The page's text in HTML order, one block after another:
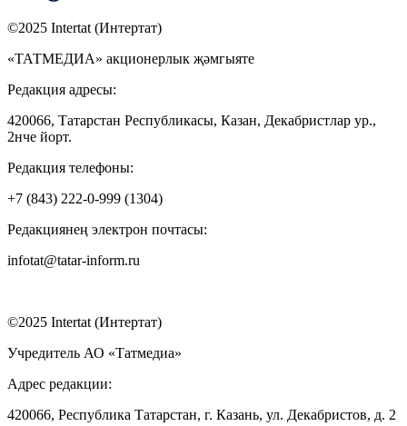
©2025 Intertat (Интертат)
«ТАТМЕДИА» акционерлык җәмгыяте
Редакция адресы:
420066, Татарстан Республикасы, Казан, Декабристлар ур.,
2нче йорт.
Редакция телефоны:
+7 (843) 222-0-999 (1304)
Редакциянең электрон почтасы:
infotat@tatar-inform.ru
©2025 Intertat (Интертат)
Учредитель АО «Татмедиа»
Адрес редакции:
420066, Республика Татарстан, г. Казань, ул. Декабристов, д. 2